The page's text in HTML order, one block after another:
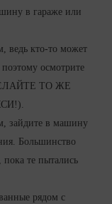
в гараже или
ведь кто-то может
осмотрите
ТО ЖЕ
зайдите в машину
Большинство
те пытались
рядом с